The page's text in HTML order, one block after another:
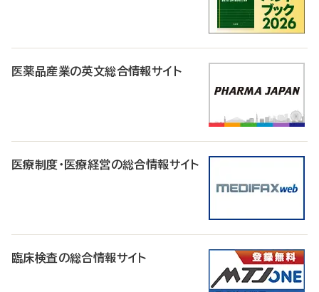
医薬品産業の英文総合情報サイト
医療制度・医療経営の総合情報サイト
臨床検査の総合情報サイト